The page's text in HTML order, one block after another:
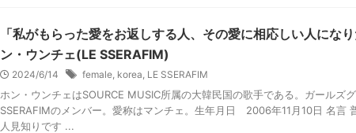
b
o
o
k
「私がもらった愛をお返しする人、その愛に相応しい人にな
ン・ウンチェ(LE SSERAFIM)
2024/6/14 female, korea, LE SSERAFIM
ホン・ウンチェはSOURCE MUSIC所属の大韓民国の歌手である。ガールズ
SSERAFIMのメンバー。愛称はマンチェ。生年月日 2006年11月10日 名言
人見知りです ...